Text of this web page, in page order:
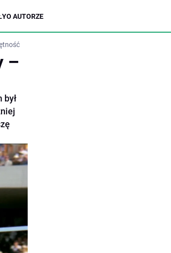
O AUTORZE
–
był